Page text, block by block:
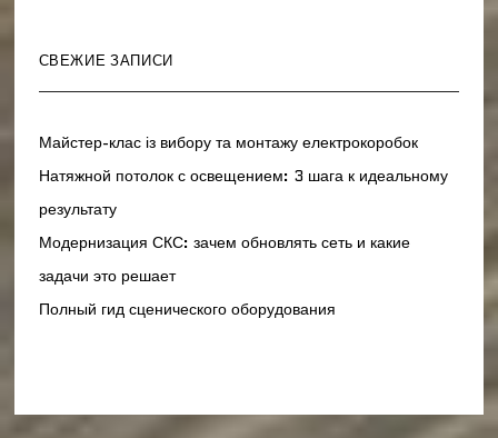
СВЕЖИЕ ЗАПИСИ
Майстер-клас із вибору та монтажу електрокоробок
Натяжной потолок с освещением: 3 шага к идеальному
результату
Модернизация СКС: зачем обновлять сеть и какие
задачи это решает
Полный гид сценического оборудования